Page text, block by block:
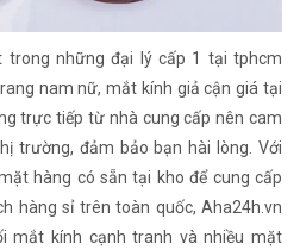
trong những đại lý cấp 1 tại tphcm
nam nữ, mắt kính giả cận giá tại
trực tiếp từ nhà cung cấp nên cam
trường, đảm bảo bạn hài lòng. Với
hàng có sẵn tại kho để cung cấp
hàng sỉ trên toàn quốc, Aha24h.vn
mắt kính cạnh tranh và nhiều mặt